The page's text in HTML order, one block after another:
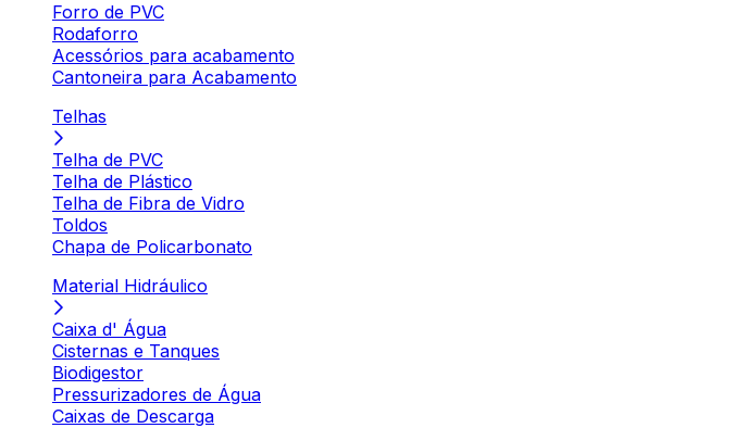
Forro de PVC
Rodaforro
Acessórios para acabamento
Cantoneira para Acabamento
Telhas
Telha de PVC
Telha de Plástico
Telha de Fibra de Vidro
Toldos
Chapa de Policarbonato
Material Hidráulico
Caixa d' Água
Cisternas e Tanques
Biodigestor
Pressurizadores de Água
Caixas de Descarga